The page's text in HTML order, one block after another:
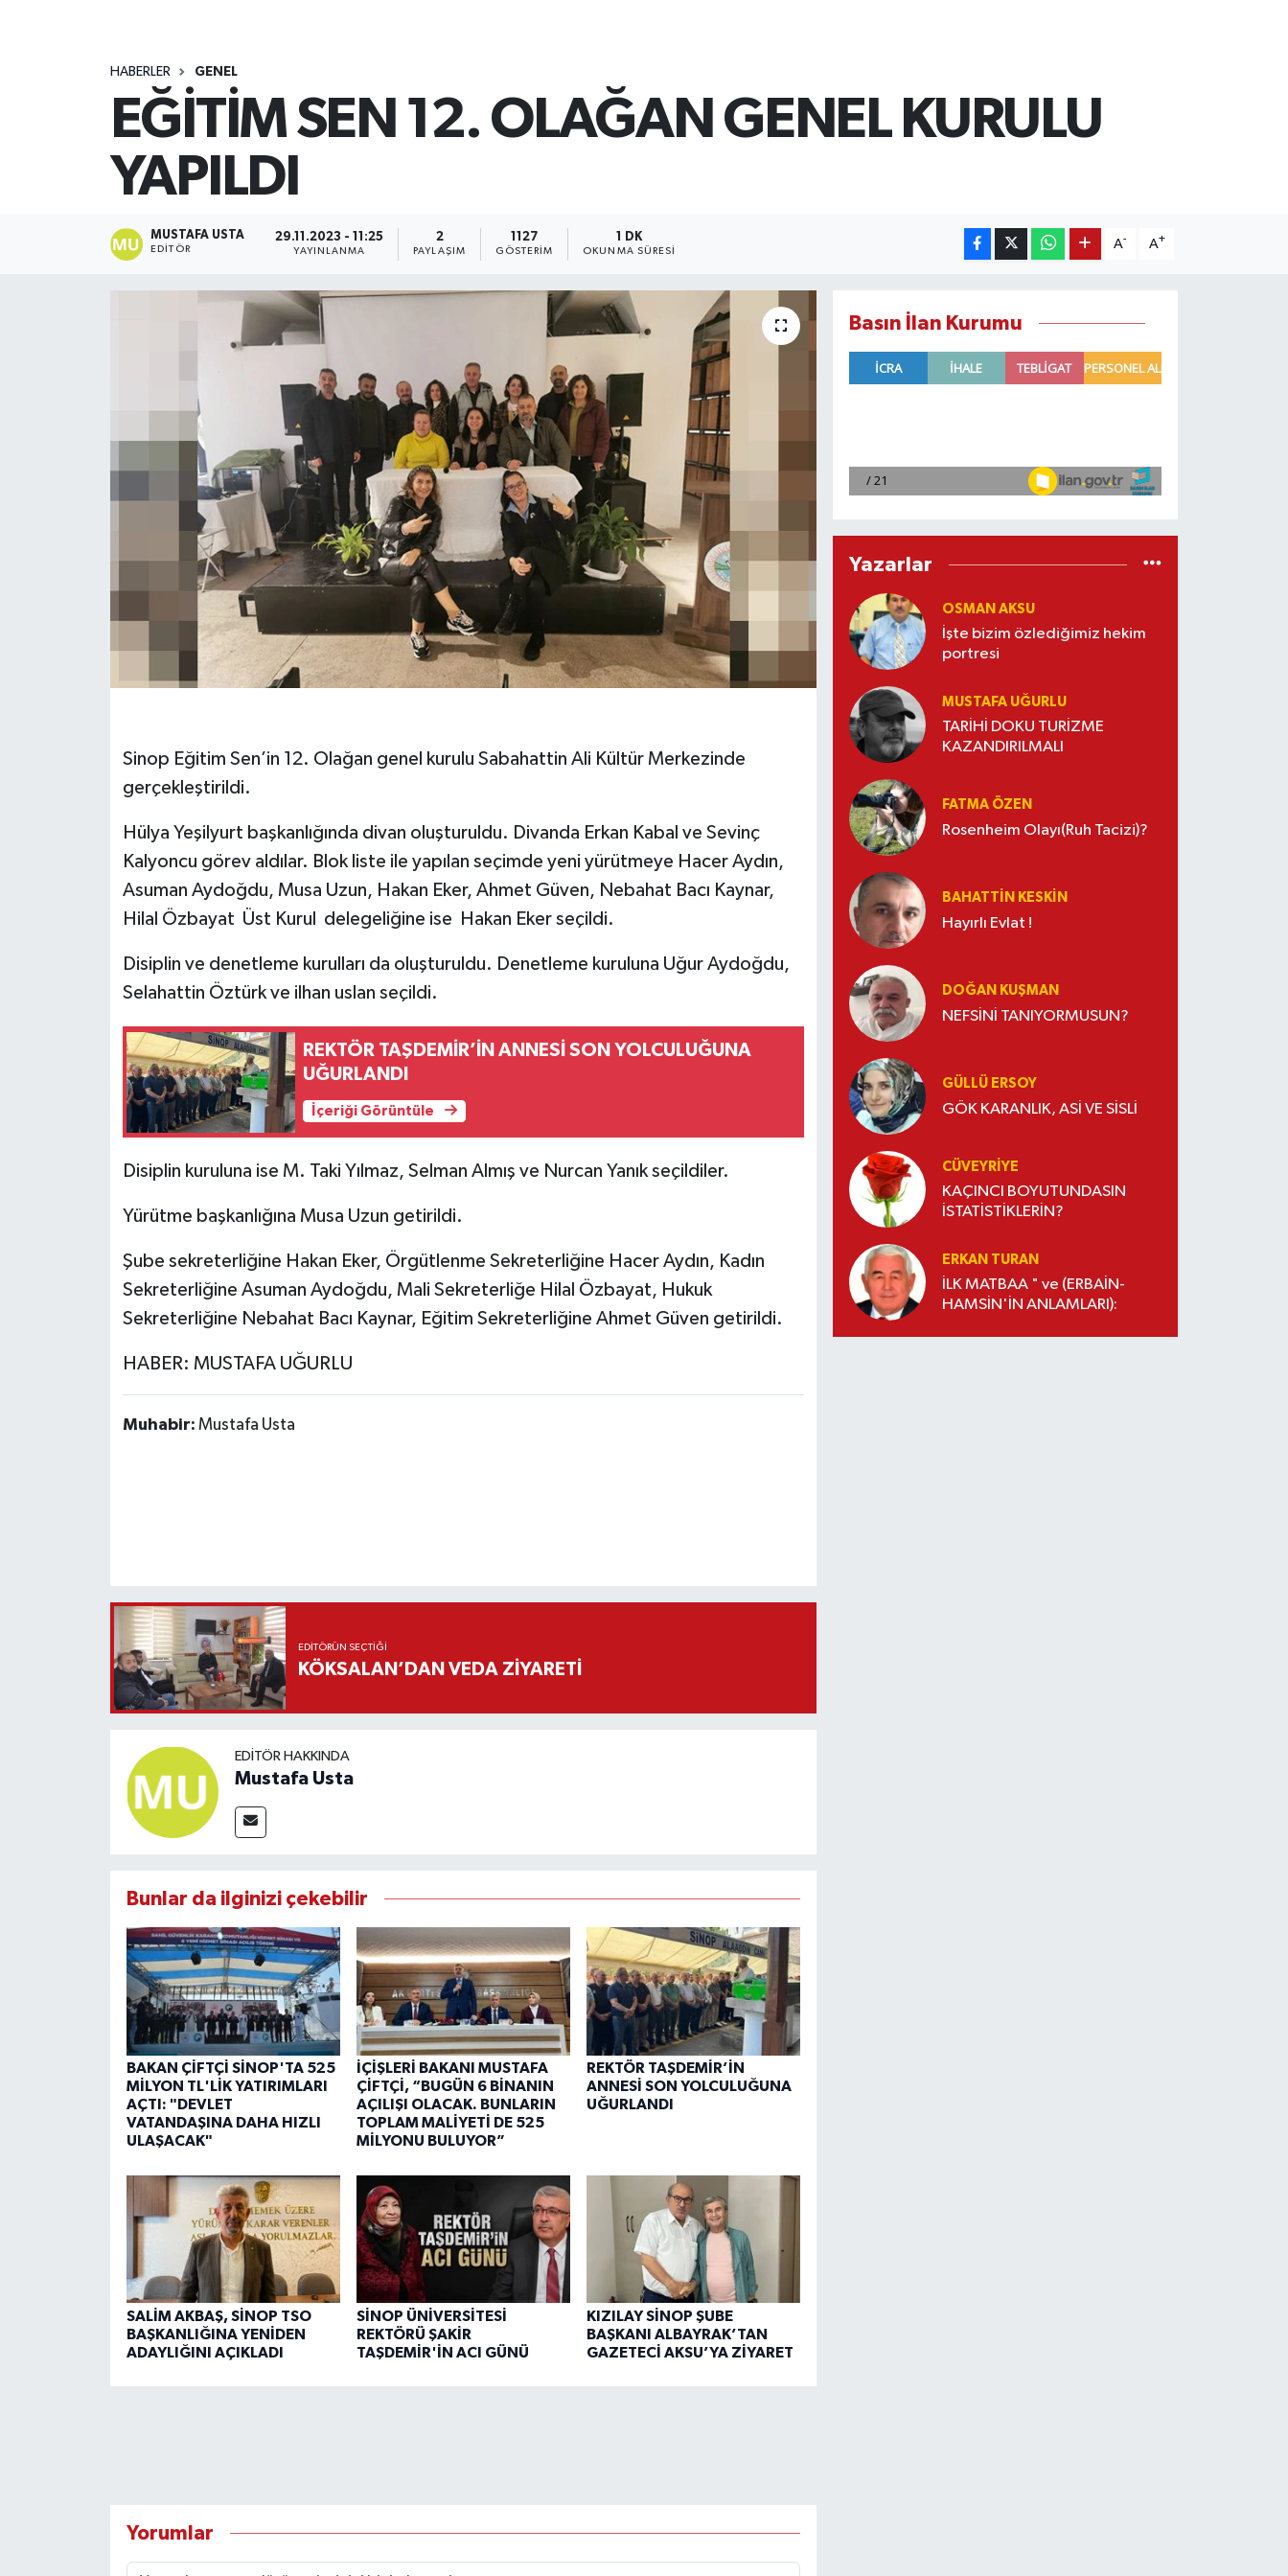
HABERLER GENEL
EĞİTİM SEN 12. OLAĞAN GENEL KURULU
YAPILDI
MUSTAFA USTA
EDITÖR
29.11.2023 - 11:25
YAYINLANMA
2
PAYLAŞIM
1127
GÖSTERIM
1 DK
OKUNMA SÜRESI
A- A+
Sinop Eğitim Sen’in 12. Olağan genel kurulu Sabahattin Ali Kültür Merkezinde
gerçekleştirildi.
Hülya Yeşilyurt başkanlığında divan oluşturuldu. Divanda Erkan Kabal ve Sevinç
Kalyoncu görev aldılar. Blok liste ile yapılan seçimde yeni yürütmeye Hacer Aydın,
Asuman Aydoğdu, Musa Uzun, Hakan Eker, Ahmet Güven, Nebahat Bacı Kaynar,
Hilal Özbayat Üst Kurul delegeliğine ise Hakan Eker seçildi.
Disiplin ve denetleme kurulları da oluşturuldu. Denetleme kuruluna Uğur Aydoğdu,
Selahattin Öztürk ve ilhan uslan seçildi.
REKTÖR TAŞDEMİR’İN ANNESİ SON YOLCULUĞUNA
UĞURLANDI
İçeriği Görüntüle
Disiplin kuruluna ise M. Taki Yılmaz, Selman Almış ve Nurcan Yanık seçildiler.
Yürütme başkanlığına Musa Uzun getirildi.
Şube sekreterliğine Hakan Eker, Örgütlenme Sekreterliğine Hacer Aydın, Kadın
Sekreterliğine Asuman Aydoğdu, Mali Sekreterliğe Hilal Özbayat, Hukuk
Sekreterliğine Nebahat Bacı Kaynar, Eğitim Sekreterliğine Ahmet Güven getirildi.
HABER: MUSTAFA UĞURLU
Muhabir: Mustafa Usta
EDITÖRÜN SEÇTIĞI
KÖKSALAN’DAN VEDA ZİYARETİ
EDITÖR HAKKINDA
Mustafa Usta
Bunlar da ilginizi çekebilir
BAKAN ÇİFTÇİ SİNOP'TA 525
MİLYON TL'LİK YATIRIMLARI
AÇTI: "DEVLET
VATANDAŞINA DAHA HIZLI
ULAŞACAK"
İÇİŞLERİ BAKANI MUSTAFA
ÇİFTÇİ, “BUGÜN 6 BİNANIN
AÇILIŞI OLACAK. BUNLARIN
TOPLAM MALİYETİ DE 525
MİLYONU BULUYOR”
REKTÖR TAŞDEMİR’İN
ANNESİ SON YOLCULUĞUNA
UĞURLANDI
SALİM AKBAŞ, SİNOP TSO
BAŞKANLIĞINA YENİDEN
ADAYLIĞINI AÇIKLADI
SİNOP ÜNİVERSİTESİ
REKTÖRÜ ŞAKİR
TAŞDEMİR'İN ACI GÜNÜ
KIZILAY SİNOP ŞUBE
BAŞKANI ALBAYRAK’TAN
GAZETECİ AKSU’YA ZİYARET
Yorumlar
Basın İlan Kurumu
Yazarlar
OSMAN AKSU
İşte bizim özlediğimiz hekim
portresi
MUSTAFA UĞURLU
TARİHİ DOKU TURİZME
KAZANDIRILMALI
FATMA ÖZEN
Rosenheim Olayı(Ruh Tacizi)?
BAHATTIN KESKİN
Hayırlı Evlat !
DOĞAN KUŞMAN
NEFSİNİ TANIYORMUSUN?
GÜLLÜ ERSOY
GÖK KARANLIK, ASİ VE SİSLİ
CÜVEYRIYE
KAÇINCI BOYUTUNDASIN
İSTATİSTİKLERİN?
ERKAN TURAN
İLK MATBAA " ve (ERBAİN-
HAMSİN'İN ANLAMLARI):